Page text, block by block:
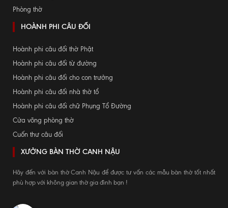
Phòng thờ
HOÀNH PHI CÂU ĐỐI
Hoành phi câu đối thờ Phật
Hoành phi câu đối từ đường
Hoành phi câu đối cho con trưởng
Hoành phi câu đối nhà thờ tổ
Hoành phi câu đối chữ Phụng Tổ Đường
Cửa võng phòng thờ
Cuốn thư câu đối
XƯỞNG BÀN THỜ CANH NẬU
Hãy đến với bàn thờ Canh Nậu để được tư vấn các mẫu bàn thờ tốt nhất
phù hợp với không gian thờ gia đình bạn !